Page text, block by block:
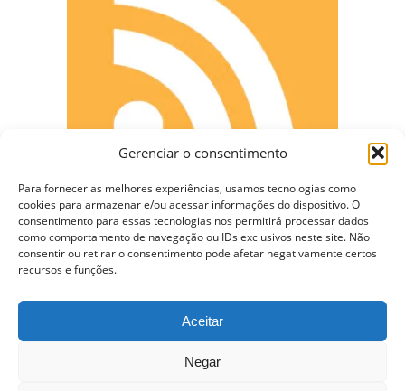
Gerenciar o consentimento
Para fornecer as melhores experiências, usamos tecnologias como
cookies para armazenar e/ou acessar informações do dispositivo. O
consentimento para essas tecnologias nos permitirá processar dados
como comportamento de navegação ou IDs exclusivos neste site. Não
consentir ou retirar o consentimento pode afetar negativamente certos
recursos e funções.
Aceitar
Negar
CONECTE-SE
Copyright © 2009 - 2023 Somente Coisas Legais.